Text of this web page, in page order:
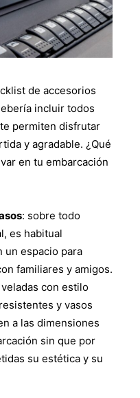
de accesorios
incluir todos
permiten disfrutar
y agradable. ¿Qué
en tu embarcación
: sobre todo
es habitual
un espacio para
familiares y amigos.
con estilo
y vasos
a las dimensiones
sin que por
su estética y su